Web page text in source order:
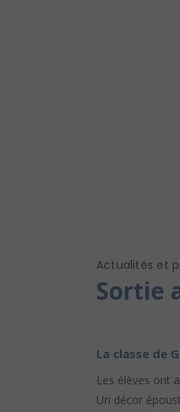
Actualités et
Sortie
La classe de
Les élèves ont
Un décor